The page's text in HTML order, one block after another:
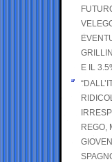
E IL
REGO,